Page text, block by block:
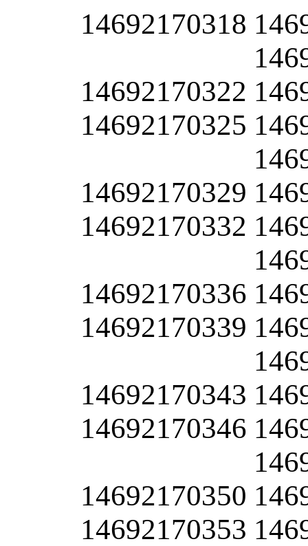
14692170318
14692170322
14692170325
14692170329
14692170332
14692170336
14692170339
14692170343
14692170346
14692170350
14692170353